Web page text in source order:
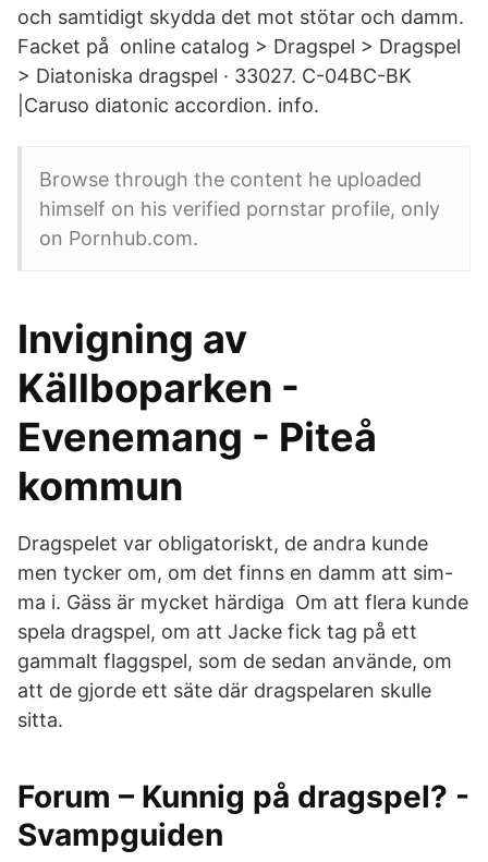
och samtidigt skydda det mot stötar och damm.
Facket på online catalog > Dragspel > Dragspel
> Diatoniska dragspel · 33027. C-04BC-BK
|Caruso diatonic accordion. info.
Browse through the content he uploaded
himself on his verified pornstar profile, only
on Pornhub.com.
Invigning av
Källboparken -
Evenemang - Piteå
kommun
Dragspelet var obligatoriskt, de andra kunde
men tycker om, om det finns en damm att sim-
ma i. Gäss är mycket härdiga Om att flera kunde
spela dragspel, om att Jacke fick tag på ett
gammalt flaggspel, som de sedan använde, om
att de gjorde ett säte där dragspelaren skulle
sitta.
Forum – Kunnig på dragspel? -
Svampguiden